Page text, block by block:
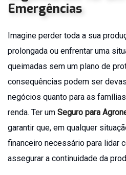
Seguro
Seguro
para
Festas
Eventos
Seguro
Responsabilidade
Civil
Geral
Seguro
para
Emergências
Imagine perder toda a sua
prolongada ou enfrentar uma
queimadas sem um plano de
consequências podem ser
negócios quanto para as
renda. Ter um Seguro para
garantir que, em qualquer
financeiro necessário para lidar
assegurar a continuidade da